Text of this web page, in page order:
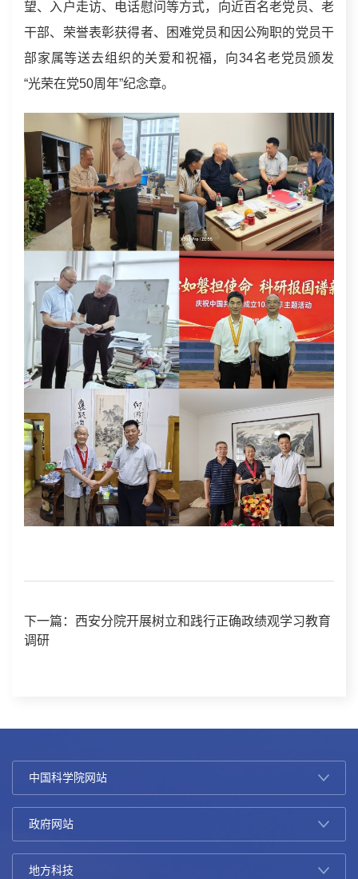
望、入户走访、电话慰问等方式，向近百名老党员、老
干部、荣誉表彰获得者、困难党员和因公殉职的党员干
部家属等送去组织的关爱和祝福，向34名老党员颁发
“光荣在党50周年”纪念章。
下一篇：西安分院开展树立和践行正确政绩观学习教育
调研